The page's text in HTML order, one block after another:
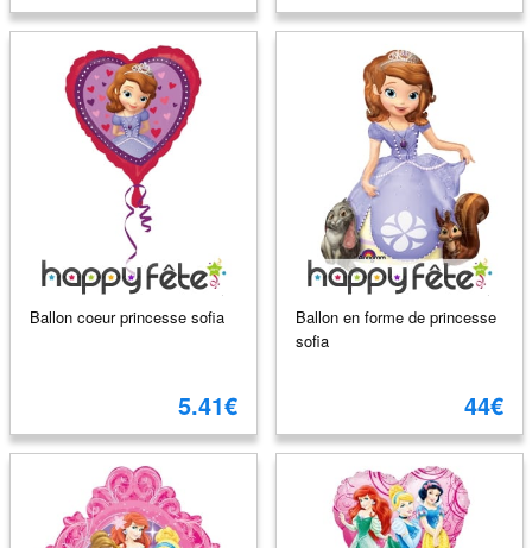
Ballon coeur princesse sofia
5.41€
Ballon en forme de princesse
sofia
44€